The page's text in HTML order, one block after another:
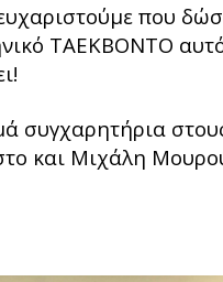
που
ΤΑΕΚΒΟΝΤΟ
συγχαρητήρια
και Μιχάλη